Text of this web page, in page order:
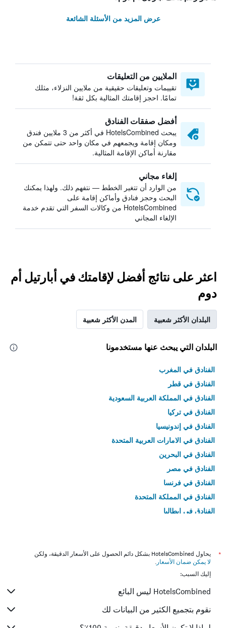
عرض المزيد من الأسئلة الشائعة
الملايين من التعليقات
تقييمات وتعليقات حقيقية من ملايين النزلاء، مثلك
تمامًا. احجز إقامتك المثالية بكل ثقة!
أفضل صفقات الفنادق
يبحث HotelsCombined في أكثر من 3 ملايين فندق
ومكان إقامة ويجمعهم في مكان واحد حتى تتمكن من
مقارنة أماكن الإقامة المثالية.
إلغاء مجاني
من الوارد أن تتغير الخطط — نتفهم ذلك. ولهذا يمكنك
البحث وحجز فنادق وأماكن إقامة على
HotelsCombined من وكالات السفر التي تقدم خدمة
الإلغاء المجاني
اعثر على نتائج أفضل لإقامتك في أبارتيل أم
دوم
البلدان الأكثر شعبية المدن الأكثر شعبية
البلدان التي يبحث عنها مستخدمونا
الفنادق في المغرب
الفنادق في قطر
الفنادق في المملكة العربية السعودية
الفنادق في تركيا
الفنادق في إندونيسيا
الفنادق في الامارات العربية المتحدة
الفنادق في البحرين
الفنادق في مصر
الفنادق في فرنسا
الفنادق في المملكة المتحدة
الفنادق في إيطاليا
*
يحاول HotelsCombined بشكل دائم الحصول على الأسعار الدقيقة، ولكن
لا يمكن ضمان الأسعار .
إليك السبب:
HotelsCombined ليس البائع
نقوم بتجميع الكثير من البيانات لك